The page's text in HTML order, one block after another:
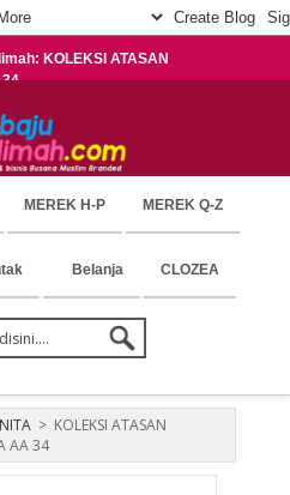
KOLEKSI ATASAN
34
MEREK H-P MEREK Q-Z
Belanja CLOZEA
> KOLEKSI ATASAN
AA 34